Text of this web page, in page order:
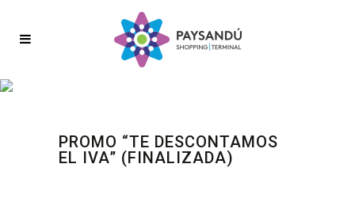
PROMO “TE DESCONTAMOS
EL IVA” (FINALIZADA)